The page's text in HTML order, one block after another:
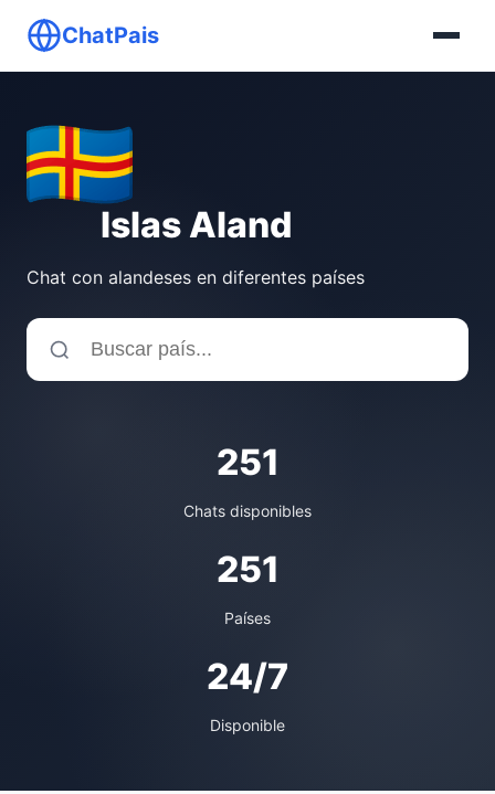
ChatPais
Islas Aland
Chat con alandeses en diferentes países
251
Chats disponibles
251
Países
24/7
Disponible